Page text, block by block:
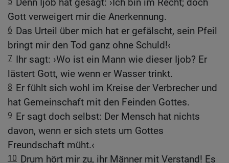
Denn Ijob hat gesagt: ›Ich bin im Recht; doch
Gott verweigert mir die Anerkennung.
6 Das Urteil über mich hat er gefälscht, sein Pfeil
bringt mir den Tod ganz ohne Schuld!‹
7 Ihr sagt: ›Wo ist ein Mann wie dieser Ijob? Er
lästert Gott, wie wenn er Wasser trinkt.
8 Er fühlt sich wohl im Kreise der Verbrecher und
hat Gemeinschaft mit den Feinden Gottes.
9 Er sagt doch selbst: Der Mensch hat nichts
davon, wenn er sich stets um Gottes
Freundschaft müht.‹
10 Drum hört mir zu, ihr Männer mit Verstand! Es